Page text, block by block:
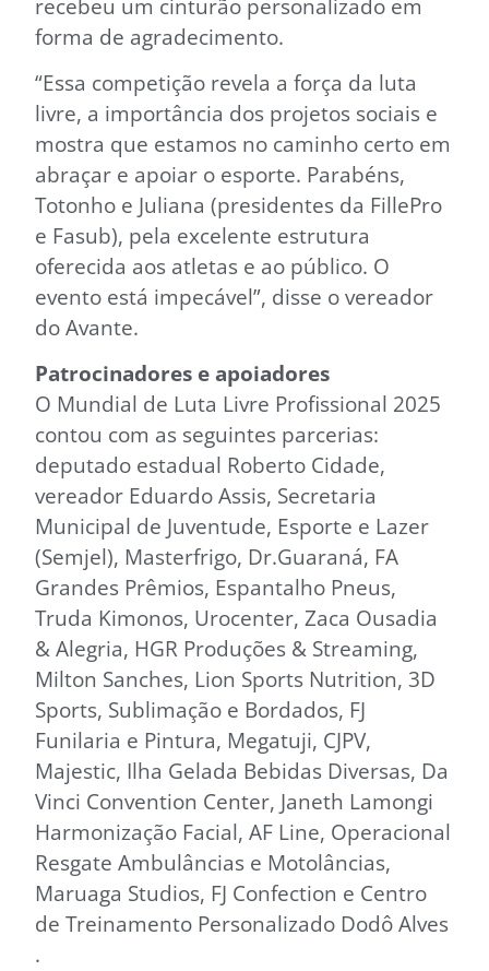
forma de agradecimento.
“Essa competição revela a força da luta
livre, a importância dos projetos sociais e
mostra que estamos no caminho certo em
abraçar e apoiar o esporte. Parabéns,
Totonho e Juliana (presidentes da FillePro
e Fasub), pela excelente estrutura
oferecida aos atletas e ao público. O
evento está impecável”, disse o vereador
do Avante.
Patrocinadores e apoiadores
O Mundial de Luta Livre Profissional 2025
contou com as seguintes parcerias:
deputado estadual Roberto Cidade,
vereador Eduardo Assis, Secretaria
Municipal de Juventude, Esporte e Lazer
(Semjel), Masterfrigo, Dr.Guaraná, FA
Grandes Prêmios, Espantalho Pneus,
Truda Kimonos, Urocenter, Zaca Ousadia
& Alegria, HGR Produções & Streaming,
Milton Sanches, Lion Sports Nutrition, 3D
Sports, Sublimação e Bordados, FJ
Funilaria e Pintura, Megatuji, CJPV,
Majestic, Ilha Gelada Bebidas Diversas, Da
Vinci Convention Center, Janeth Lamongi
Harmonização Facial, AF Line, Operacional
Resgate Ambulâncias e Motolâncias,
Maruaga Studios, FJ Confection e Centro
de Treinamento Personalizado Dodô Alves
.